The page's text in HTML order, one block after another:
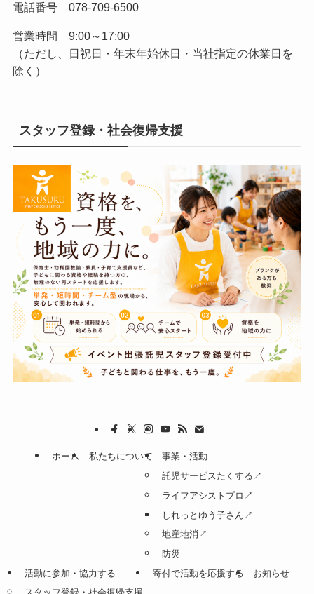
電話番号 078-709-6500
営業時間 9:00～17:00
（ただし、日祝日・年末年始休日・当社指定の休業日を
除く）
スタッフ登録・社会復帰支援
ホーム 私たちについて
事業・活動
託児サービスたくする↗
ライフアシストプロ↗
しれっとゆう子さん↗
地産地消↗
防災
活動に参加・協力する
寄付で活動を応援する お知らせ